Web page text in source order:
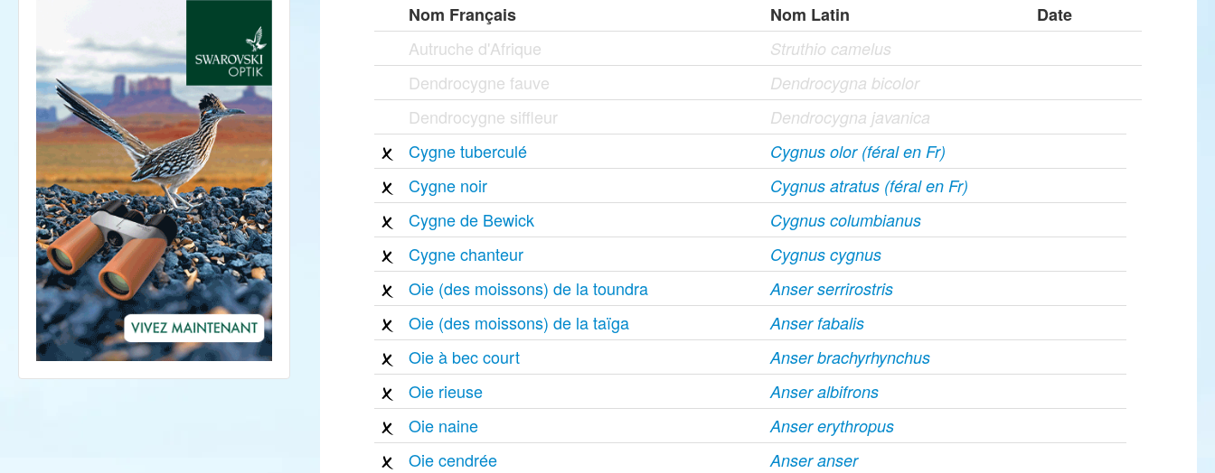
Nom Français Nom Latin
Date
Autruche d'Afrique
Struthio camelus
Dendrocygne fauve Dendrocygna bicolor
Dendrocygne siffleur Dendrocygna javanica
Cygne tuberculé Cygnus olor (féral en Fr)
Cygne noir Cygnus atratus (féral en Fr)
Cygne de Bewick Cygnus columbianus
Cygne chanteur Cygnus cygnus
Oie (des moissons) de la toundra Anser serrirostris
Oie (des moissons) de la taïga Anser fabalis
Oie à bec court Anser brachyrhynchus
Oie rieuse Anser albifrons
Oie naine Anser erythropus
Oie cendrée Anser anser